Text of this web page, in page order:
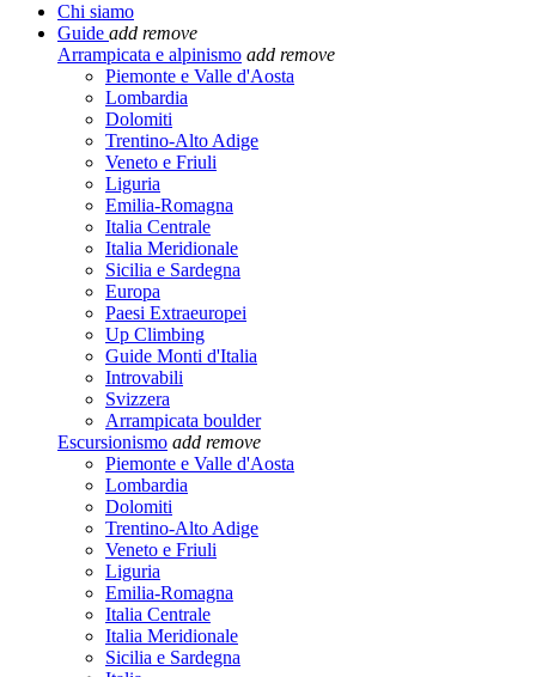
Chi siamo
Guide add remove
Arrampicata e alpinismo add remove
Piemonte e Valle d'Aosta
Lombardia
Dolomiti
Trentino-Alto Adige
Veneto e Friuli
Liguria
Emilia-Romagna
Italia Centrale
Italia Meridionale
Sicilia e Sardegna
Europa
Paesi Extraeuropei
Up Climbing
Guide Monti d'Italia
Introvabili
Svizzera
Arrampicata boulder
Escursionismo add remove
Piemonte e Valle d'Aosta
Lombardia
Dolomiti
Trentino-Alto Adige
Veneto e Friuli
Liguria
Emilia-Romagna
Italia Centrale
Italia Meridionale
Sicilia e Sardegna